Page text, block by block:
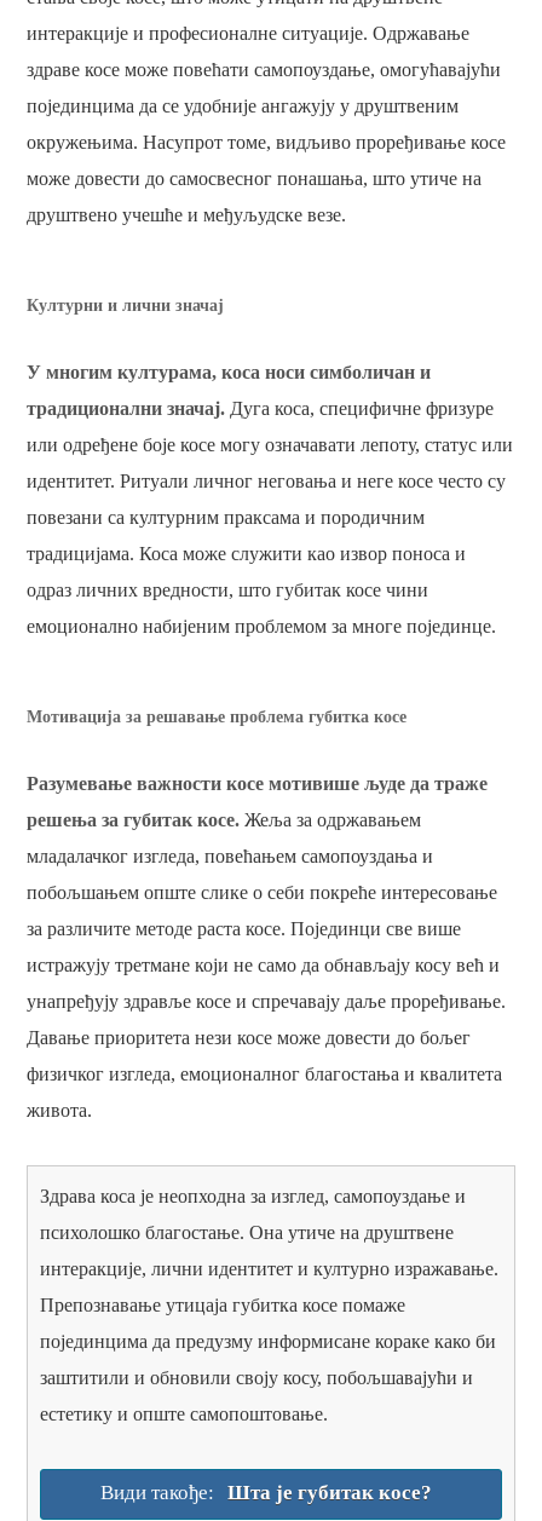
интеракције и професионалне ситуације. Одржавање
здраве косе може повећати самопоуздање, омогућавајући
појединцима да се удобније ангажују у друштвеним
окружењима. Насупрот томе, видљиво проређивање косе
може довести до самосвесног понашања, што утиче на
друштвено учешће и међуљудске везе.
Културни и лични значај
У многим културама, коса носи симболичан и
традиционални значај. Дуга коса, специфичне фризуре
или одређене боје косе могу означавати лепоту, статус или
идентитет. Ритуали личног неговања и неге косе често су
повезани са културним праксама и породичним
традицијама. Коса може служити као извор поноса и
одраз личних вредности, што губитак косе чини
емоционално набијеним проблемом за многе појединце.
Мотивација за решавање проблема губитка косе
Разумевање важности косе мотивише људе да траже
решења за губитак косе. Жеља за одржавањем
младалачког изгледа, повећањем самопоуздања и
побољшањем опште слике о себи покреће интересовање
за различите методе раста косе. Појединци све више
истражују третмане који не само да обнављају косу већ и
унапређују здравље косе и спречавају даље проређивање.
Давање приоритета нези косе може довести до бољег
физичког изгледа, емоционалног благостања и квалитета
живота.
Здрава коса је неопходна за изглед, самопоуздање и
психолошко благостање. Она утиче на друштвене
интеракције, лични идентитет и културно изражавање.
Препознавање утицаја губитка косе помаже
појединцима да предузму информисане кораке како би
заштитили и обновили своју косу, побољшавајући и
естетику и опште самопоштовање.
Види такође: Шта је губитак косе?